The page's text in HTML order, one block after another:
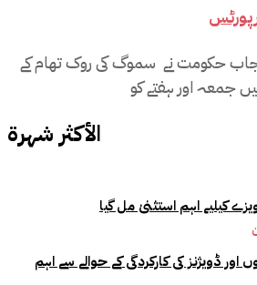
حکومت نے سموگ کی روک تھام کے
الأكثر شهرة
کیلیے اہم استثنیٰ مل گیا
اور ڈویژنز کی کارکردگی کے حوالے سے اہم